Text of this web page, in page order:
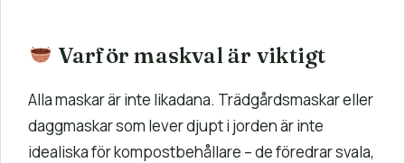
Varför maskval är viktigt
Alla maskar är inte likadana. Trädgårdsmaskar eller
daggmaskar som lever djupt i jorden är inte
idealiska för kompostbehållare – de föredrar svala,